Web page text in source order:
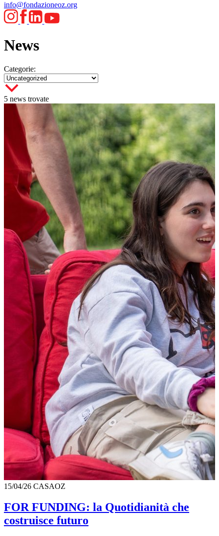
info@fondazioneoz.org
News
Categorie:
5 news trovate
15/04/26 CASAOZ
FOR FUNDING: la Quotidianità che
costruisce futuro